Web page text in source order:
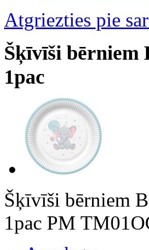
Atgriezties pie
Šķīvīši bērniem
1pac
Šķīvīši bērniem
1pac PM